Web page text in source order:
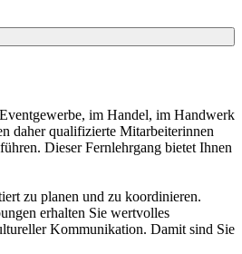
im Handel, im Handwerk
daher qualifizierte Mitarbeiterinnen
Dieser Fernlehrgang bietet Ihnen
zu planen und zu koordinieren.
erhalten Sie wertvolles
Kommunikation. Damit sind Sie